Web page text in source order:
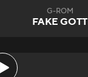
G-ROM
FAKE GOTT